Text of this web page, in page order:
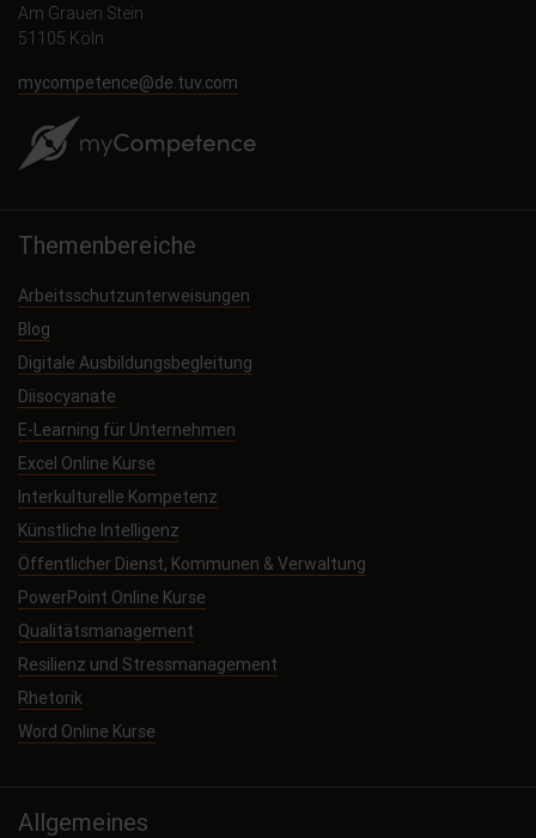
Am Grauen Stein
51105 Köln
mycompetence@de.tuv.com
Themenbereiche
Arbeitsschutzunterweisungen
Blog
Digitale Ausbildungsbegleitung
Diisocyanate
E-Learning für Unternehmen
Excel Online Kurse
Interkulturelle Kompetenz
Künstliche Intelligenz
Öffentlicher Dienst, Kommunen & Verwaltung
PowerPoint Online Kurse
Qualitätsmanagement
Resilienz und Stressmanagement
Rhetorik
Word Online Kurse
Allgemeines